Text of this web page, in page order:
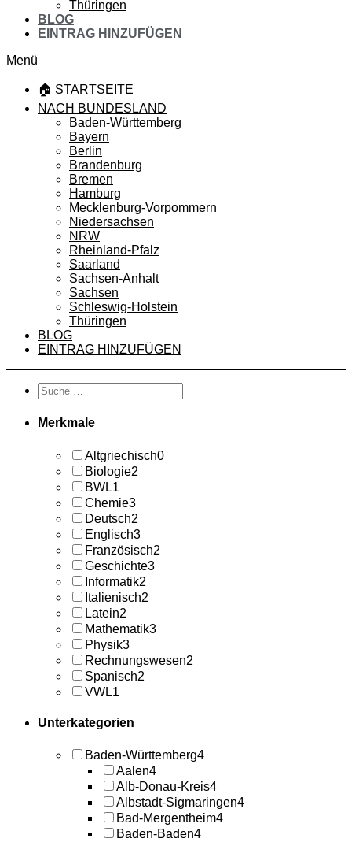
Thüringen
BLOG
EINTRAG HINZUFÜGEN
Menü
🏠 STARTSEITE
NACH BUNDESLAND
Baden-Württemberg
Bayern
Berlin
Brandenburg
Bremen
Hamburg
Mecklenburg-Vorpommern
Niedersachsen
NRW
Rheinland-Pfalz
Saarland
Sachsen-Anhalt
Sachsen
Schleswig-Holstein
Thüringen
BLOG
EINTRAG HINZUFÜGEN
Merkmale
Altgriechisch0
Biologie2
BWL1
Chemie3
Deutsch2
Englisch3
Französisch2
Geschichte3
Informatik2
Italienisch2
Latein2
Mathematik3
Physik3
Rechnungswesen2
Spanisch2
VWL1
Unterkategorien
Baden-Württemberg4
Aalen4
Alb-Donau-Kreis4
Albstadt-Sigmaringen4
Bad-Mergentheim4
Baden-Baden4